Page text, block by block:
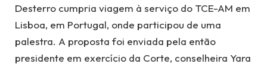
Desterro cumpria viagem à serviço do TCE-AM em
Lisboa, em Portugal, onde participou de uma
palestra. A proposta foi enviada pela então
presidente em exercício da Corte, conselheira Yara